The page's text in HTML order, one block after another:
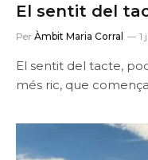
El sentit del
Per Àmbit Maria Corral 1
El sentit del tacte,
més ric, que